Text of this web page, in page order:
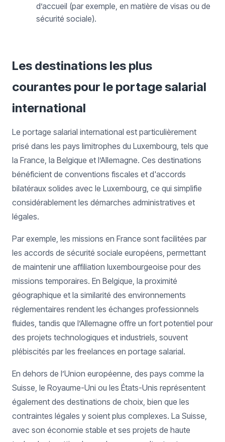
d’accueil (par exemple, en matière de visas ou de
sécurité sociale).
Les destinations les plus
courantes pour le portage salarial
international
Le portage salarial international est particulièrement
prisé dans les pays limitrophes du Luxembourg, tels que
la France, la Belgique et l’Allemagne. Ces destinations
bénéficient de conventions fiscales et d'accords
bilatéraux solides avec le Luxembourg, ce qui simplifie
considérablement les démarches administratives et
légales.
Par exemple, les missions en France sont facilitées par
les accords de sécurité sociale européens, permettant
de maintenir une affiliation luxembourgeoise pour des
missions temporaires. En Belgique, la proximité
géographique et la similarité des environnements
réglementaires rendent les échanges professionnels
fluides, tandis que l’Allemagne offre un fort potentiel pour
des projets technologiques et industriels, souvent
plébiscités par les freelances en portage salarial.
En dehors de l’Union européenne, des pays comme la
Suisse, le Royaume-Uni ou les États-Unis représentent
également des destinations de choix, bien que les
contraintes légales y soient plus complexes. La Suisse,
avec son économie stable et ses projets de haute